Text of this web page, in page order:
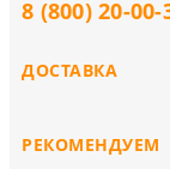
8 (800) 20-00-
ДОСТАВКА
РЕКОМЕНДУЕМ